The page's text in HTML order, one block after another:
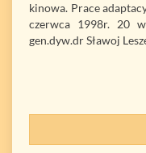
kinowa. Prace
czerwca 1998r. 20
gen.dyw.dr Sławoj